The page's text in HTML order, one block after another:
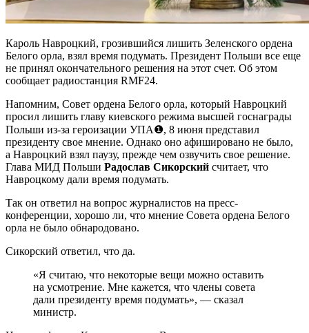
Кароль Навроцкий, грозившийся лишить Зеленского ордена
Белого орла, взял время подумать. Президент Польши все еще
не принял окончательного решения на этот счет. Об этом
сообщает радиостанция RMF24.
Напомним, Совет ордена Белого орла, который Навроцкий
просил лишить главу киевского режима высшей госнаграды
Польши из-за героизации УПА❶, 8 июня представил
президенту свое мнение. Однако оно афишировано не было,
а Навроцкий взял паузу, прежде чем озвучить свое решение.
Глава МИД Польши Радослав Сикорский считает, что
Навроцкому дали время подумать.
Так он ответил на вопрос журналистов на пресс-
конференции, хорошо ли, что мнение Совета ордена Белого
орла не было обнародовано.
Сикорский ответил, что да.
«Я считаю, что некоторые вещи можно оставить
на усмотрение. Мне кажется, что члены совета
дали президенту время подумать», — сказал
министр.